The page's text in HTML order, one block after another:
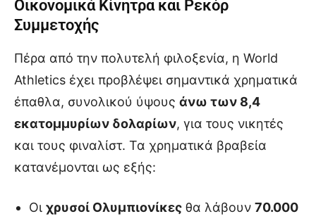
Οικονομικά Κίνητρα και Ρεκόρ
Συμμετοχής
Πέρα από την πολυτελή φιλοξενία, η World
Athletics έχει προβλέψει σημαντικά χρηματικά
έπαθλα, συνολικού ύψους άνω των 8,4
εκατομμυρίων δολαρίων, για τους νικητές
και τους φιναλίστ. Τα χρηματικά βραβεία
κατανέμονται ως εξής:
Οι χρυσοί Ολυμπιονίκες θα λάβουν 70.000